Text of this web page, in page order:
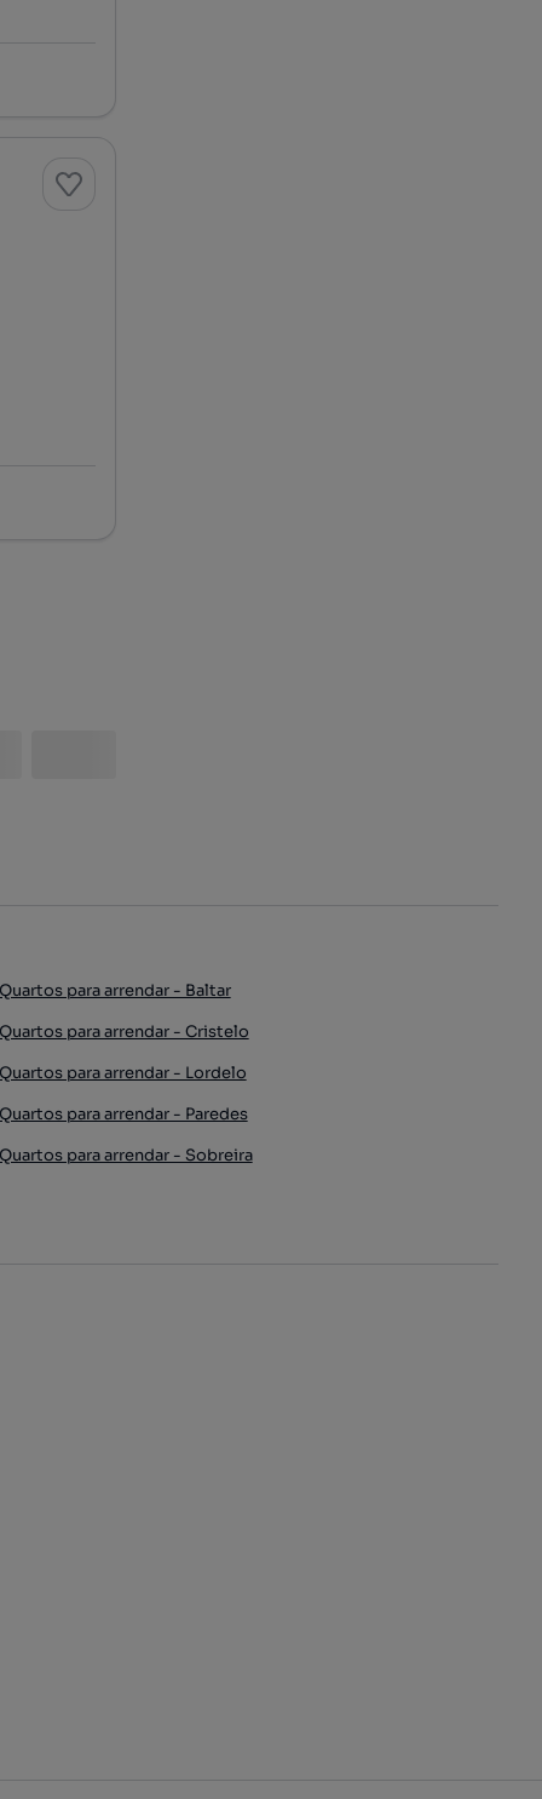
Quartos para arrendar - Baltar
Quartos para arrendar - Cristelo
Quartos para arrendar - Lordelo
Quartos para arrendar - Paredes
Quartos para arrendar - Sobreira